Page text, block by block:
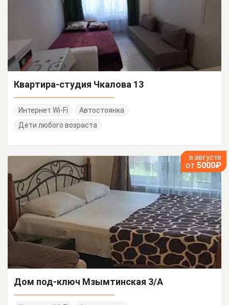
Квартира-студия Чкалова 13
Интернет Wi-Fi
Автостоянка
Дети любого возраста
в августе
от 5000₽
Дом под-ключ Мзымтинская 3/А